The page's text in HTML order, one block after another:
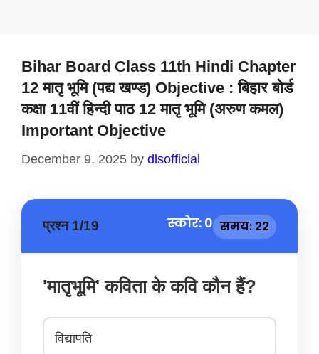
Bihar Board Class 11th Hindi Chapter
12 मातृ भूमि (पद्य खण्ड) Objective : बिहार बोर्ड
कक्षा 11वीं हिन्दी पाठ 12 मातृ भूमि (अरुण कमल)
Important Objective
December 9, 2025 by dlsofficial
प्रश्न 1/19 स्कोर: 0 समय: 22
'मातृभूमि' कविता के कवि कौन हैं?
विद्यापति